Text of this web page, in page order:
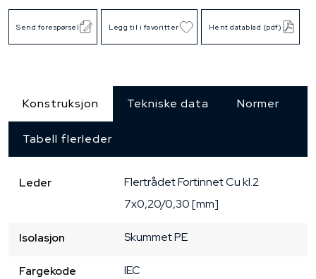
Send forespørsel Legg til i favoritter Hent datablad (pdf)
Konstruksjon Tekniske data Normer
Tabell flerleder
Leder FlertrådetFortinnet Cukl.2
7x0,20/0,30 [mm]
Isolasjon Skummet PE
Fargekode IEC